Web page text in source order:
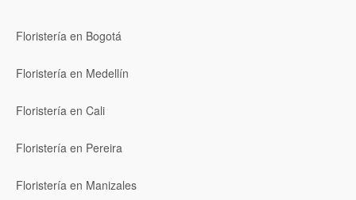
Floristería en Bogotá
Floristería en Medellín
Floristería en Cali
Floristería en Pereira
Floristería en Manizales